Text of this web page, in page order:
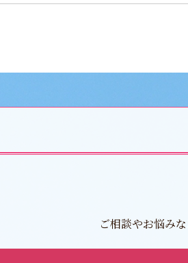
ご相談やお悩み